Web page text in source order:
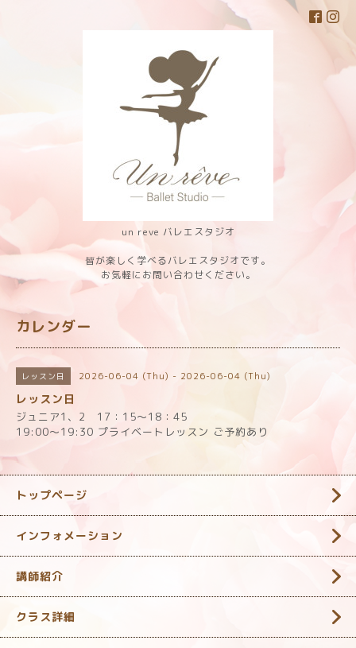
un reve バレエスタジオ
皆が楽しく学べるバレエスタジオです。
お気軽にお問い合わせください。
カレンダー
レッスン日 2026-06-04 (Thu) - 2026-06-04 (Thu)
レッスン日
ジュニア1、2 17：15～18：45
19:00〜19:30 プライベートレッスン ご予約あり
トップページ
インフォメーション
講師紹介
クラス詳細